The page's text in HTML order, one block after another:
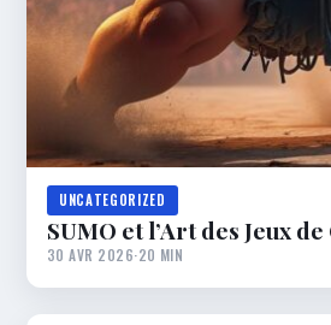
UNCATEGORIZED
SUMO et l’Art des Jeux
30 AVR 2026·20 MIN